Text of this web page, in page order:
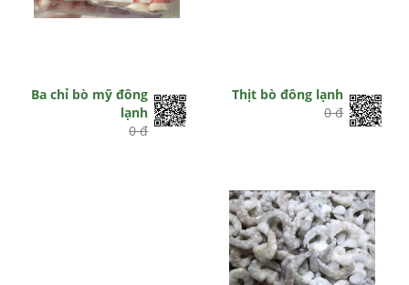
Ba chỉ bò mỹ đông
lạnh
0 đ
Thịt bò đông lạnh
0 đ